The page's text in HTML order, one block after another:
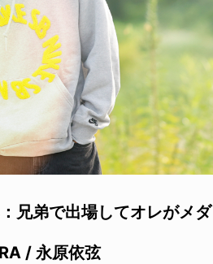
兄弟で出場してオレがメダ
/ 永原依弦